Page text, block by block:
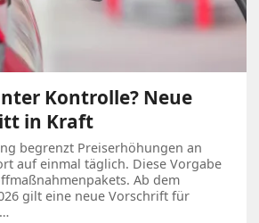
Kontrolle? Neue
in Kraft
begrenzt Preiserhöhungen an
auf einmal täglich. Diese Vorgabe
Ab dem
gilt eine neue Vorschrift für